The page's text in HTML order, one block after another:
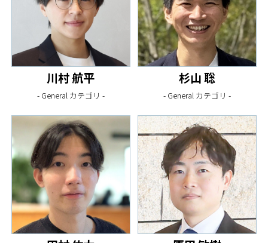
川村 航平
- General カテゴリ -
杉山 聡
- General カテゴリ -